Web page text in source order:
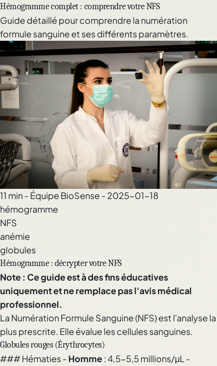
Hémogramme complet : comprendre votre NFS
Guide détaillé pour comprendre la numération
formule sanguine et ses différents paramètres.
11 min - Équipe BioSense - 2025-01-18
hémogramme
NFS
anémie
globules
Hémogramme : décrypter votre NFS
Note : Ce guide est à des fins éducatives
uniquement et ne remplace pas l'avis médical
professionnel.
La Numération Formule Sanguine (NFS) est l'analyse la
plus prescrite. Elle évalue les cellules sanguines.
Globules rouges (Érythrocytes)
### Hématies - Homme: 4,5-5,5 millions/μL -